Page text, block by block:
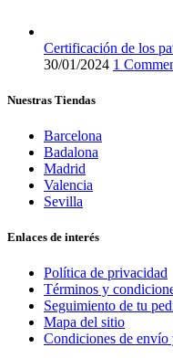
Certificación de los
30/01/2024 1
Nuestras Tiendas
Barcelona
Badalona
Madrid
Valencia
Sevilla
Enlaces de interés
Política de privacidad
Términos y
Seguimiento de tu
Mapa del sitio
Condiciones de envío